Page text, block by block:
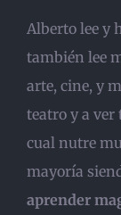
Alberto lee y
también lee
arte, cine, y
teatro y a ver
cual nutre
mayoría
aprender